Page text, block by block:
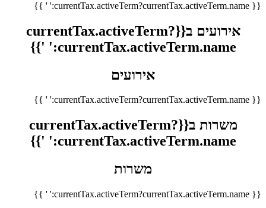
{{ currentTax.activeTerm?currentTax.activeTerm.name:' ' }}
אירועים ב{{currentTax.activeTerm?
currentTax.activeTerm.name:' '}}
אירועים
{{ currentTax.activeTerm?currentTax.activeTerm.name:' ' }}
משרות ב{{currentTax.activeTerm?
currentTax.activeTerm.name:' '}}
משרות
{{ currentTax.activeTerm?currentTax.activeTerm.name:' ' }}